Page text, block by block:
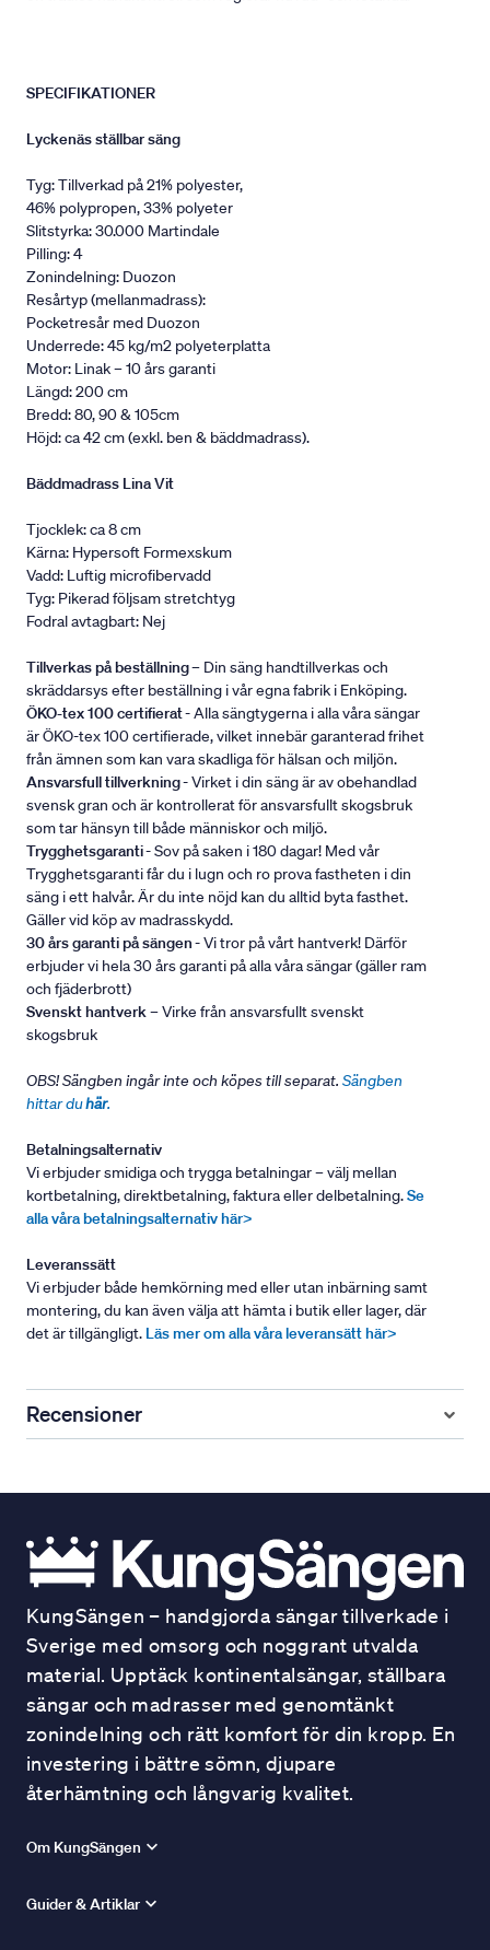
SPECIFIKATIONER
Lyckenäs ställbar säng
Tyg: Tillverkad på 21% polyester,
46% polypropen, 33% polyeter
Slitstyrka: 30.000 Martindale
Pilling: 4
Zonindelning: Duozon
Resårtyp (mellanmadrass):
Pocketresår med Duozon
Underrede: 45 kg/m2 polyeterplatta
Motor: Linak – 10 års garanti
Längd: 200 cm
Bredd: 80, 90 & 105cm
Höjd: ca 42 cm (exkl. ben & bäddmadrass).
Bäddmadrass Lina Vit
Tjocklek: ca 8 cm
Kärna: Hypersoft Formexskum
Vadd: Luftig microfibervadd
Tyg: Pikerad följsam stretchtyg
Fodral avtagbart: Nej
Tillverkas på beställning– Din säng handtillverkas och
skräddarsys efter beställning i vår egna fabrik i Enköping.
ÖKO-tex 100 certifierat- Alla sängtygerna i alla våra sängar
är ÖKO-tex 100 certifierade, vilket innebär garanterad frihet
från ämnen som kan vara skadliga för hälsan och miljön.
Ansvarsfull tillverkning- Virket i din säng är av obehandlad
svensk gran och är kontrollerat för ansvarsfullt skogsbruk
som tar hänsyn till både människor och miljö.
Trygghetsgaranti- Sov på saken i 180 dagar! Med vår
Trygghetsgaranti får du i lugn och ro prova fastheten i din
säng i ett halvår. Är du inte nöjd kan du alltid byta fasthet.
Gäller vid köp av madrasskydd.
30 års garanti på sängen- Vi tror på vårt hantverk! Därför
erbjuder vi hela 30 års garanti på alla våra sängar (gäller ram
och fjäderbrott)
Svenskt hantverk– Virke från ansvarsfullt svenskt
skogsbruk
OBS! Sängben ingår inte och köpes till separat. Sängben
hittar duhär.
Betalningsalternativ
Vi erbjuder smidiga och trygga betalningar – välj mellan
kortbetalning, direktbetalning, faktura eller delbetalning.Se
alla våra betalningsalternativ här>
Leveranssätt
Vi erbjuder både hemkörning med eller utan inbärning samt
montering, du kan även välja att hämta i butik eller lager, där
det är tillgängligt. Läs mer om alla våra leveransätt här>
Recensioner
KungSängen – handgjorda sängar tillverkade i
Sverige med omsorg och noggrant utvalda
material. Upptäck kontinentalsängar, ställbara
sängar och madrasser med genomtänkt
zonindelning och rätt komfort för din kropp. En
investering i bättre sömn, djupare
återhämtning och långvarig kvalitet.
Om KungSängen
Guider & Artiklar